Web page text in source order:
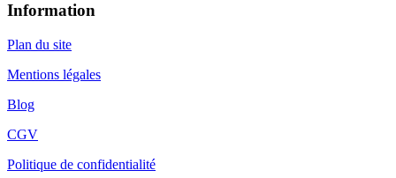
Information
Plan du site
Mentions légales
Blog
CGV
Politique de confidentialité